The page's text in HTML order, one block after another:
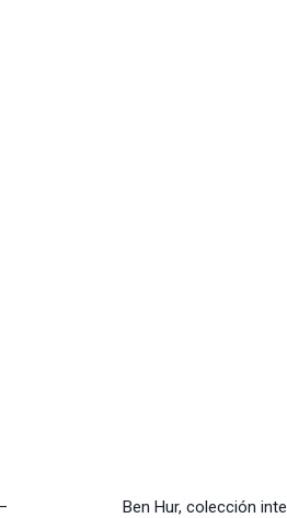
Ben Hur, colección